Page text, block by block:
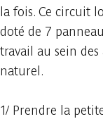
la fois. Ce circuit
doté de 7
travail au sein
naturel.
1/ Prendre la